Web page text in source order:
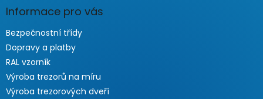
Informace pro vás
Bezpečnostní třídy
Dopravy a platby
RAL vzorník
Výroba trezorů na míru
Výroba trezorových dveří